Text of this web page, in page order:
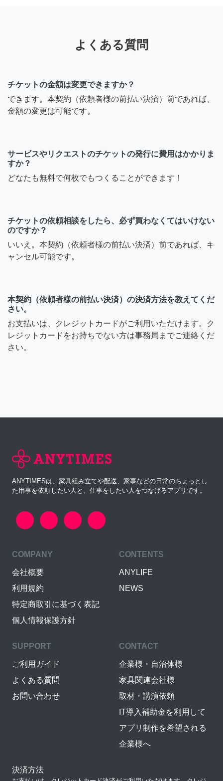
よくある質問
チケットの金額は変更できますか？
できます。本契約（依頼者様の前払い決済）前であれば、
金額の変更は可能です。
サービスやリクエストのチケットの発行に費用はかかりま
すか？
どなたも無料で何枚でもつくることができます！
チケットの依頼相談をしたら、必ず買わなくてはいけない
のですか？
いいえ。本契約（依頼者様の前払い決済）前であれば、キ
ャンセル可能です。
本契約（依頼者様の前払い決済）の決済方法を教えてくだ
さい。
お支払いは、クレジットカードがご利用いただけます。ク
レジットカードをお持ちでない方は事務局までご連絡くだ
さい。
ANYTIMESは、家具組み立てや配送、家事などの日常のちょっとし
た用事を依頼したい人と、仕事をしたい人をつなげるアプリです。
COMPANY
会社概要
利用規約
特定商取引に基づく表記
個人情報保護方針
CONTENTS
ANYLIFE
NEWS
SUPPORT
ご利用ガイド
よくある質問
お問い合わせ
CONTACT
企業様・自治体様
家具関連会社様
取材・講演依頼
IT導入補助金を利用して
アプリ制作を希望される
企業様へ
決済方法